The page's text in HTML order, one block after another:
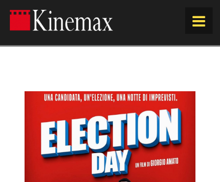
HOME
EVENTI E RASSEGNE
PROSSIMAMENTE
ACQUISTA ORA